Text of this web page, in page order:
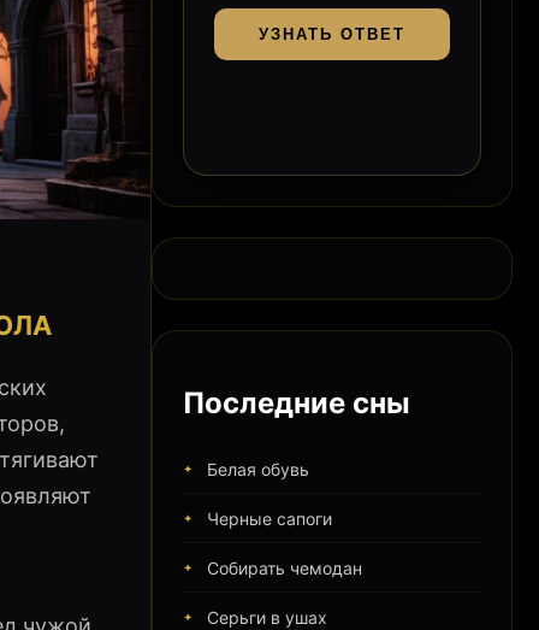
УЗНАТЬ ОТВЕТ
Последние сны
Белая обувь
Черные сапоги
Собирать чемодан
Серьги в ушах